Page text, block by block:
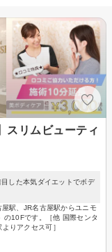
スリムビューティ
した本気ダイエットでボデ
駅、JR名古屋駅からユニモ
の10Fです。［他 国際センタ
りアクセス可］